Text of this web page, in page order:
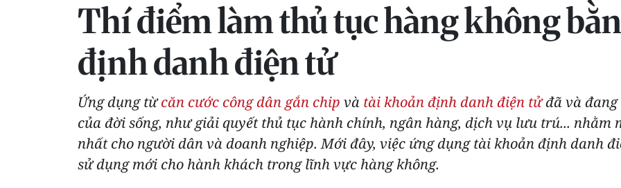
Thí điểm làm thủ tục hàng không
định danh điện tử
Ứng dụng từcăn cước công dân gắn chip và tài khoản định danh điện tửđã và
của đời sống, như giải quyết thủ tục hành chính, ngân hàng, dịch vụ lưu trú...
nhất cho người dân và doanh nghiệp. Mới đây, việc ứng dụng tài khoản định danh
sử dụng mới cho hành khách trong lĩnh vực hàng không.